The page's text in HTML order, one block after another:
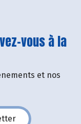
vous à la
et nos